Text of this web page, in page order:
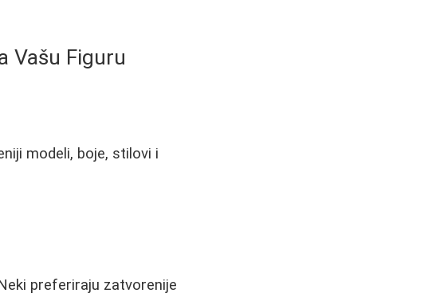
Vašu Figuru
modeli, boje, stilovi i
preferiraju zatvorenije